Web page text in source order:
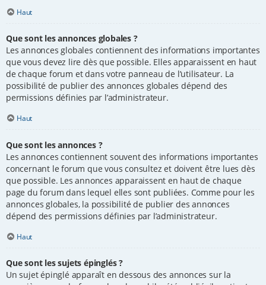
Haut
Que sont les annonces globales ?
Les annonces globales contiennent des informations importantes
que vous devez lire dès que possible. Elles apparaissent en haut
de chaque forum et dans votre panneau de l’utilisateur. La
possibilité de publier des annonces globales dépend des
permissions définies par l’administrateur.
Haut
Que sont les annonces ?
Les annonces contiennent souvent des informations importantes
concernant le forum que vous consultez et doivent être lues dès
que possible. Les annonces apparaissent en haut de chaque
page du forum dans lequel elles sont publiées. Comme pour les
annonces globales, la possibilité de publier des annonces
dépend des permissions définies par l’administrateur.
Haut
Que sont les sujets épinglés ?
Un sujet épinglé apparaît en dessous des annonces sur la